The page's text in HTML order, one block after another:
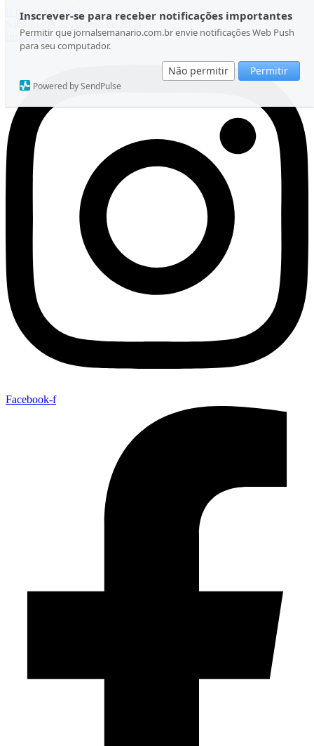
Inscrever-se para receber notificações importantes
Permitir que jornalsemanario.com.br envie notificações Web Push
para seu computador.
Não permitir Permitir
Powered by SendPulse
Ir para o conteúdo
Sábado, 08 de Agosto de 2026
Instagram
Facebook-f